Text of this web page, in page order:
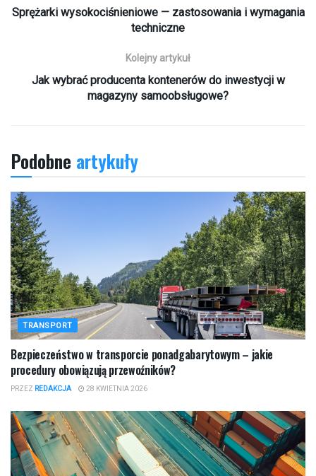
Sprężarki wysokociśnieniowe — zastosowania i wymagania
techniczne
Kolejny artykuł
Jak wybrać producenta kontenerów do inwestycji w
magazyny samoobsługowe?
Podobne artykuły
TRANSPORT
Bezpieczeństwo w transporcie ponadgabarytowym – jakie
procedury obowiązują przewoźników?
PRZEZ REDAKCJA 28 KWIETNIA 2026